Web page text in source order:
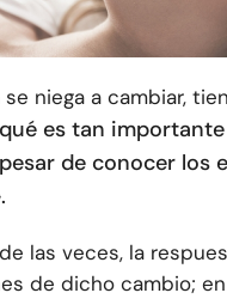
niega a cambiar,
es tan
de conocer los
las veces, la
de dicho cambio;